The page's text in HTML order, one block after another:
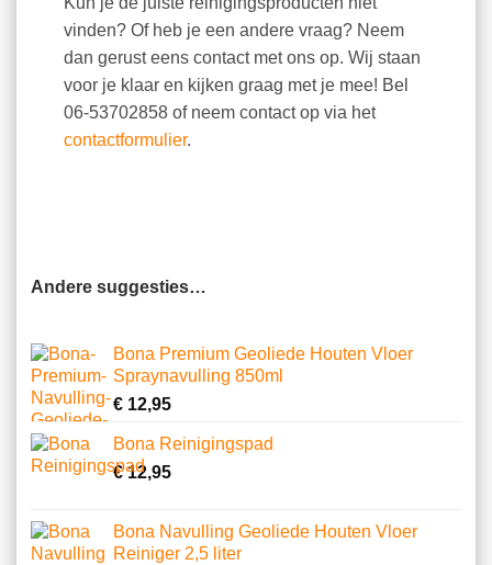
vinden? Of heb je een andere vraag? Neem
dan gerust eens contact met ons op. Wij staan
voor je klaar en kijken graag met je mee! Bel
06-53702858 of neem contact op via het
contactformulier.
Andere suggesties…
Bona Premium Geoliede Houten Vloer
Spraynavulling 850ml
€12,95
Bona Reinigingspad
€12,95
Bona Navulling Geoliede Houten Vloer
Reiniger 2,5 liter